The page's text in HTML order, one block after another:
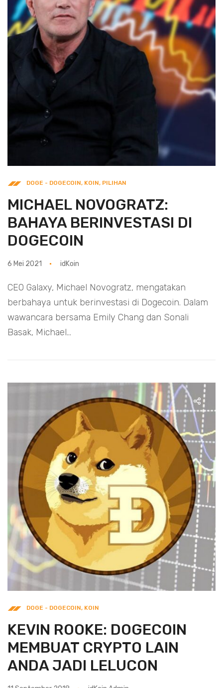
DOGE - DOGECOIN, KOIN, PILIHAN
MICHAEL NOVOGRATZ:
BAHAYA BERINVESTASI DI
DOGECOIN
6 Mei 2021 idKoin
CEO Galaxy, Michael Novogratz, mengatakan
berbahaya untuk berinvestasi di Dogecoin. Dalam
wawancara bersama Emily Chang dan Sonali
Basak, Michael...
DOGE - DOGECOIN, KOIN
KEVIN ROOKE: DOGECOIN
MEMBUAT CRYPTO LAIN
ANDA JADI LELUCON